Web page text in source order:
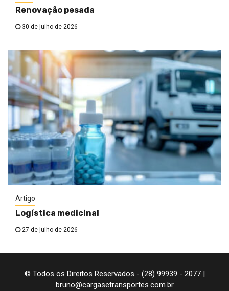
Renovação pesada
30 de julho de 2026
Artigo
Logística medicinal
27 de julho de 2026
© Todos os Direitos Reservados - (28) 99939 - 2077 |
bruno@cargasetransportes.com.br